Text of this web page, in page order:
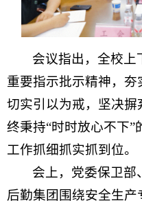
会议指出，全校上
重要指示批示精神，
切实引以为戒，坚决
终秉持“时时放心不下
工作抓细抓实抓到位。
会上，党委保卫部
后勤集团围绕安全生